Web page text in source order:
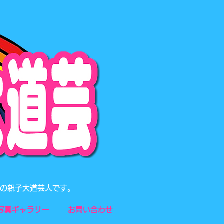
親子大道芸人です。
真ギャラリー お問い合わせ